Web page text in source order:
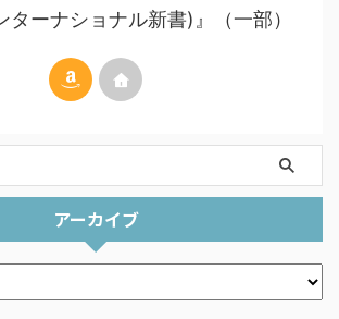
ターナショナル新書)』（一部）
アーカイブ